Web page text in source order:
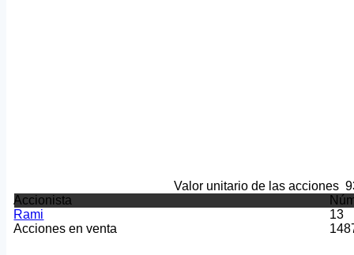
Valor unitario de las acciones
Accionista
Rami
13
Acciones en venta